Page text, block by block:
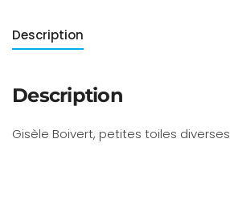
Description
Description
Gisèle Boivert, petites toiles diverses